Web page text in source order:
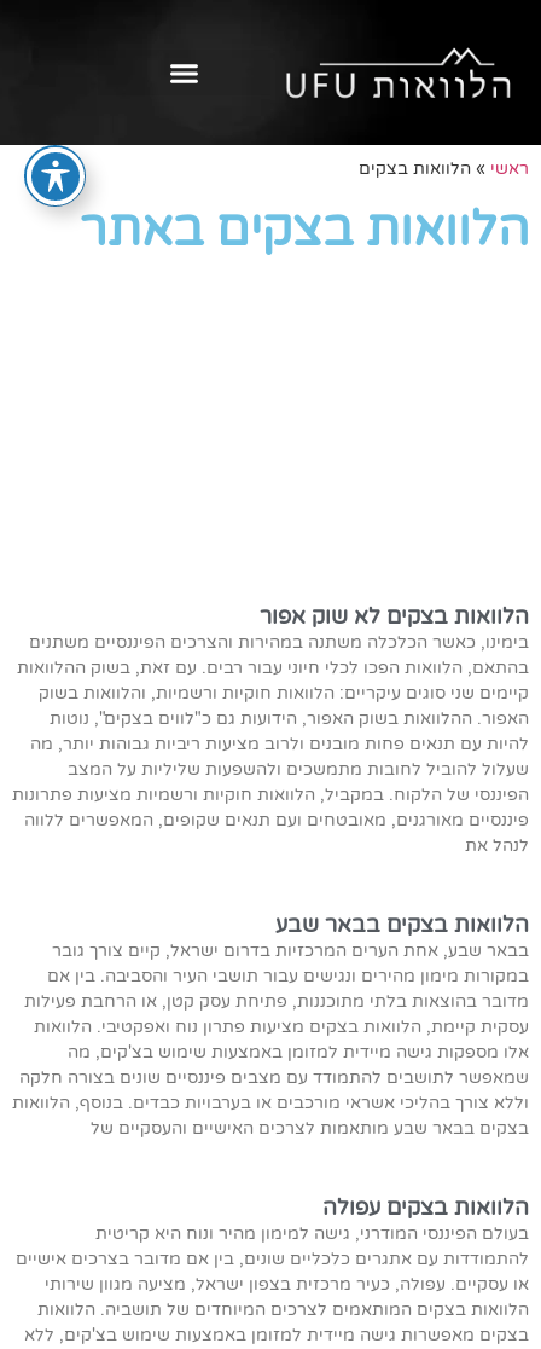
ראשי » הלוואות בצקים
הלוואות בצקים באתר
הלוואות בצקים לא שוק אפור
בימינו, כאשר הכלכלה משתנה במהירות והצרכים הפיננסיים משתנים
בהתאם, הלוואות הפכו לכלי חיוני עבור רבים. עם זאת, בשוק ההלוואות
קיימים שני סוגים עיקריים: הלוואות חוקיות ורשמיות, והלוואות בשוק
האפור. ההלוואות בשוק האפור, הידועות גם כ"לווים בצקים", נוטות
להיות עם תנאים פחות מובנים ולרוב מציעות ריביות גבוהות יותר, מה
שעלול להוביל לחובות מתמשכים ולהשפעות שליליות על המצב
הפיננסי של הלקוח. במקביל, הלוואות חוקיות ורשמיות מציעות פתרונות
פיננסיים מאורגנים, מאובטחים ועם תנאים שקופים, המאפשרים ללווה
לנהל את
הלוואות בצקים בבאר שבע
בבאר שבע, אחת הערים המרכזיות בדרום ישראל, קיים צורך גובר
במקורות מימון מהירים ונגישים עבור תושבי העיר והסביבה. בין אם
מדובר בהוצאות בלתי מתוכננות, פתיחת עסק קטן, או הרחבת פעילות
עסקית קיימת, הלוואות בצקים מציעות פתרון נוח ואפקטיבי. הלוואות
אלו מספקות גישה מיידית למזומן באמצעות שימוש בצ'קים, מה
שמאפשר לתושבים להתמודד עם מצבים פיננסיים שונים בצורה חלקה
וללא צורך בהליכי אשראי מורכבים או בערבויות כבדים. בנוסף, הלוואות
בצקים בבאר שבע מותאמות לצרכים האישיים והעסקיים של
הלוואות בצקים עפולה
בעולם הפיננסי המודרני, גישה למימון מהיר ונוח היא קריטית
להתמודדות עם אתגרים כלכליים שונים, בין אם מדובר בצרכים אישיים
או עסקיים. עפולה, כעיר מרכזית בצפון ישראל, מציעה מגוון שירותי
הלוואות בצקים המותאמים לצרכים המיוחדים של תושביה. הלוואות
בצקים מאפשרות גישה מיידית למזומן באמצעות שימוש בצ'קים, ללא